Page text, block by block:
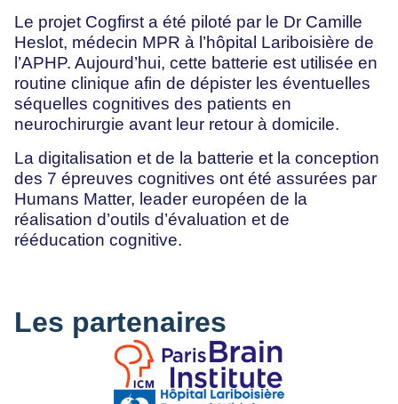
Le projet Cogfirst a été piloté par le Dr Camille
Heslot, médecin MPR à l’hôpital Lariboisière de
l’APHP. Aujourd’hui, cette batterie est utilisée en
routine clinique afin de dépister les éventuelles
séquelles cognitives des patients en
neurochirurgie avant leur retour à domicile.
La digitalisation et de la batterie et la conception
des 7 épreuves cognitives ont été assurées par
Humans Matter, leader européen de la
réalisation d’outils d’évaluation et de
rééducation cognitive.
Les partenaires